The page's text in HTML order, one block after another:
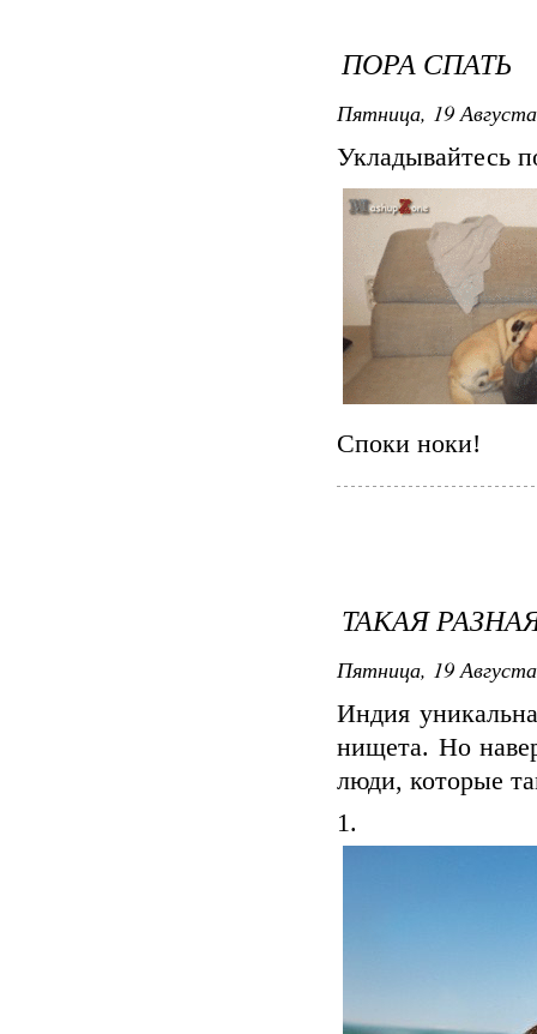
ПОРА СПАТЬ
Пятница, 19
Укладывайтесь
Споки ноки!
ТАКАЯ
Пятница, 19
Индия
нищета. Но
люди, которые
1.